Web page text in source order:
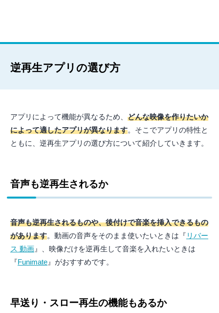
逆再生アプリの選び方
アプリによって機能が異なるため、 どんな映像を作りたいか
によって適したアプリが異なります。そこでアプリの特性と
ともに、逆再生アプリの選び方について紹介していきます。
音声も逆再生されるか
音声も逆再生されるものや、後付けで音楽を挿入できるもの
があります。動画の音声をそのまま使いたいときは『 リバー
ス 動画 』、映像だけを逆再生して音楽を入れたいときは
『Funimate 』がおすすめです。
早送り・スロー再生の機能もあるか